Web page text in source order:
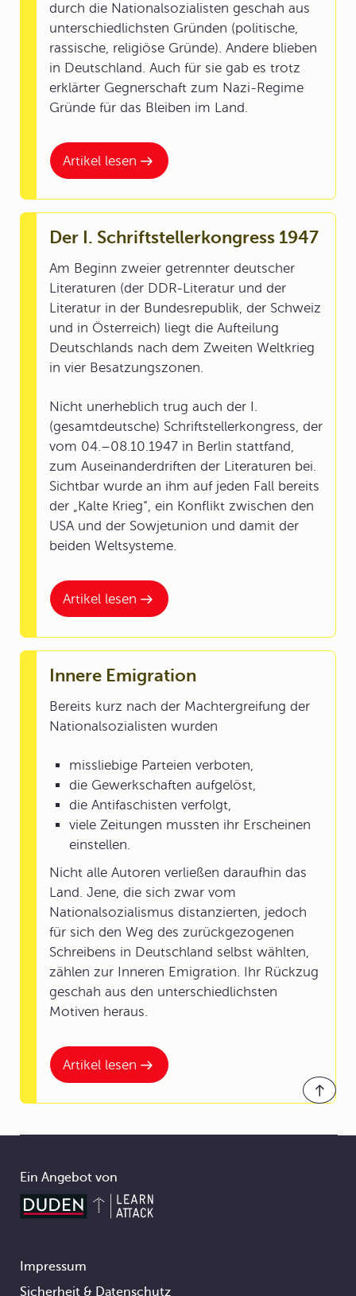
Artikel lesen
durch die Nationalsozialisten geschah aus
unterschiedlichsten Gründen (politische,
rassische, religiöse Gründe). Andere blieben
in Deutschland. Auch für sie gab es trotz
erklärter Gegnerschaft zum Nazi-Regime
Gründe für das Bleiben im Land.
Artikel lesen
Der I. Schriftstellerkongress 1947
Am Beginn zweier getrennter deutscher
Literaturen (der DDR-Literatur und der
Literatur in der Bundesrepublik, der Schweiz
und in Österreich) liegt die Aufteilung
Deutschlands nach dem Zweiten Weltkrieg
in vier Besatzungszonen.
Nicht unerheblich trug auch der I.
(gesamtdeutsche) Schriftstellerkongress, der
vom 04.–08.10.1947 in Berlin stattfand,
zum Auseinanderdriften der Literaturen bei.
Sichtbar wurde an ihm auf jeden Fall bereits
der „Kalte Krieg“, ein Konflikt zwischen den
USA und der Sowjetunion und damit der
beiden Weltsysteme.
Artikel lesen
Innere Emigration
Bereits kurz nach der Machtergreifung der
Nationalsozialisten wurden
missliebige Parteien verboten,
die Gewerkschaften aufgelöst,
die Antifaschisten verfolgt,
viele Zeitungen mussten ihr Erscheinen
einstellen.
Nicht alle Autoren verließen daraufhin das
Land. Jene, die sich zwar vom
Nationalsozialismus distanzierten, jedoch
für sich den Weg des zurückgezogenen
Schreibens in Deutschland selbst wählten,
zählen zur Inneren Emigration. Ihr Rückzug
geschah aus den unterschiedlichsten
Motiven heraus.
Ein Angebot von
Footer
Impressum
Sicherheit & Datenschutz